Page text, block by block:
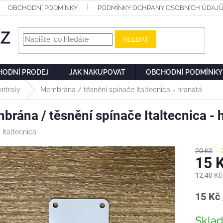
OBCHODNÍ PODMÍNKY PODMÍNKY OCHRANY OSOBNÍCH ÚDAJŮ
HLEDAT
PRODEJ JAK NAKUPOVAT OBCHODNÍ PODMÍNKY
Membrána / těsnění spínače Italtecnica - hranatá
/ těsnění spínače Italtecnica -
Italtecnica
20 Kč
15
12,40
Měrná
15